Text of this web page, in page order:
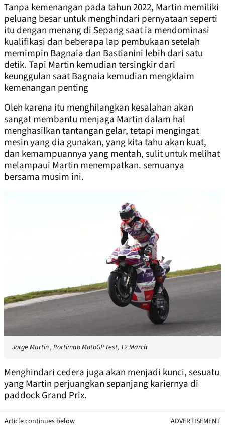
Tanpa kemenangan pada tahun 2022, Martin memiliki
peluang besar untuk menghindari pernyataan seperti
itu dengan menang di Sepang saat ia mendominasi
kualifikasi dan beberapa lap pembukaan setelah
memimpin Bagnaia dan Bastianini lebih dari satu
detik. Tapi Martin kemudian tersingkir dari
keunggulan saat Bagnaia kemudian mengklaim
kemenangan penting
Oleh karena itu menghilangkan kesalahan akan
sangat membantu menjaga Martin dalam hal
menghasilkan tantangan gelar, tetapi mengingat
mesin yang dia gunakan, yang kita tahu akan kuat,
dan kemampuannya yang mentah, sulit untuk melihat
melampaui Martin menempatkan. semuanya
bersama musim ini.
Jorge Martin , Portimao MotoGP test, 12 March
Menghindari cedera juga akan menjadi kunci, sesuatu
yang Martin perjuangkan sepanjang kariernya di
paddock Grand Prix.
Article continues below ADVERTISEMENT